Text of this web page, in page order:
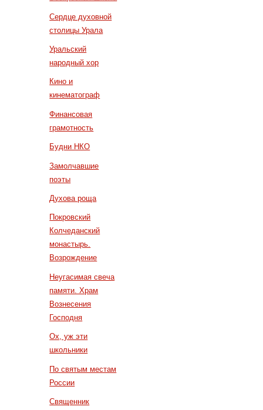
Сердце духовной
столицы Урала
Уральский
народный хор
Кино и
кинематограф
Финансовая
грамотность
Будни НКО
Замолчавшие
поэты
Духова роща
Покровский
Колчеданский
монастырь.
Возрождение
Неугасимая свеча
памяти. Храм
Вознесения
Господня
Ох, уж эти
школьники
По святым местам
России
Священник